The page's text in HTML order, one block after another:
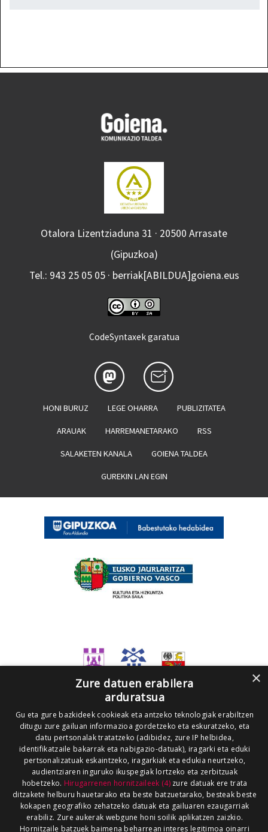
Otalora Lizentziaduna 31 · 20500 Arrasate
(Gipuzkoa)
Tel.: 943 25 05 05 · berriak[ABILDUA]goiena.eus
CodeSyntaxek garatua
HONI BURUZ LEGE OHARRA PUBLIZITATEA
ARAUAK HARREMANETARAKO RSS
SALAKETEN KANALA GOIENA TALDEA
GUREKIN LAN EGIN
×
Zure datuen erabilera
arduratsua
Gu eta gure bazkideek cookieak eta antzeko teknologiak erabiltzen
ditugu zure gailuan informazioa gordetzeko eta eskuratzeko, eta
datu pertsonalak tratatzeko (adibidez, zure IP helbidea,
identifikatzaile bakarrak eta nabigazio-datuak), iragarki eta eduki
pertsonalizatuak eskaintzeko, iragarkiak eta edukia neurtzeko,
audientziaren inguruko ikuspegiak lortzeko eta zerbitzuak
hobetzeko. Hirugarrenen hornitzaileek (4)zure datuak ere trata
ditzakete helburu hauetarako eta beste batzuetarako, besteak beste
kokapen geografiko zehatzeko datuak eta gailuaren ezaugarriak
erabiliz. Zure aukerak webgune honi soilik aplikatzen zaizkio.
Hornitzaile batzuek baimena beharrean interes legitimoa oinarri